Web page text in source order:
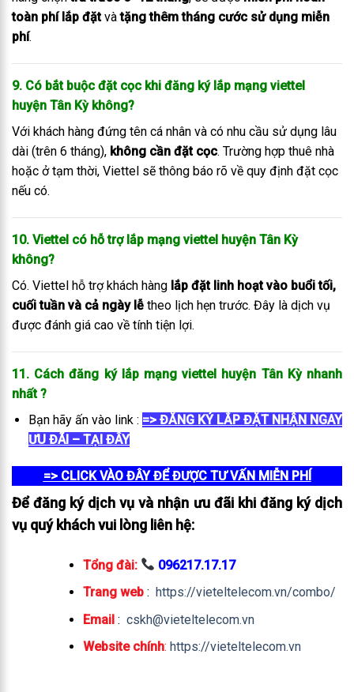
toàn phí lắp đặtvàtặng thêm tháng cước sử dụng miễn
phí.
9. Có bắt buộc đặt cọc khi đăng ký lắp mạng viettel
huyện Tân Kỳ không?
Với khách hàng đứng tên cá nhân và có nhu cầu sử dụng lâu
dài (trên 6 tháng), không cần đặt cọc. Trường hợp thuê nhà
hoặc ở tạm thời, Viettel sẽ thông báo rõ về quy định đặt cọc
nếu có.
10. Viettel có hỗ trợ lắp mạng viettel huyện Tân Kỳ
không?
Có. Viettel hỗ trợ khách hàng lắp đặt linh hoạt vào buổi tối,
cuối tuần và cả ngày lễ theo lịch hẹn trước. Đây là dịch vụ
được đánh giá cao về tính tiện lợi.
11. Cách đăng ký lắp mạng viettel huyện Tân Kỳ nhanh
nhất?
Bạn hãy ấn vào link : => ĐĂNG KÝ LẮP ĐẶT NHẬN NGAY
ƯU ĐÃI – TẠI ĐÂY
=> CLICK VÀO ĐÂY ĐỂ ĐƯỢC TƯ VẤN MIỄN PHÍ
Để đăng ký dịch vụ và nhận ưu đãi khi đăng ký dịch
vụ quý khách vui lòng liên hệ:
Tổng đài:
096217.17.17
Trang web: https://vieteltelecom.vn/combo/
Email: cskh@vieteltelecom.vn
Website chính: https://vieteltelecom.vn